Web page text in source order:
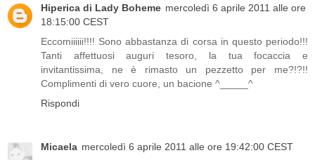
Hiperica di Lady Boheme mercoledì 6 aprile 2011 alle ore
18:15:00 CEST
Eccomiiiiii!!!! Sono abbastanza di corsa in questo periodo!!!
Tanti affettuosi auguri tesoro, la tua focaccia e
invitantissima, ne è rimasto un pezzetto per me?!?!!
Complimenti di vero cuore, un bacione ^_____^
Rispondi
Micaela mercoledì 6 aprile 2011 alle ore 19:42:00 CEST